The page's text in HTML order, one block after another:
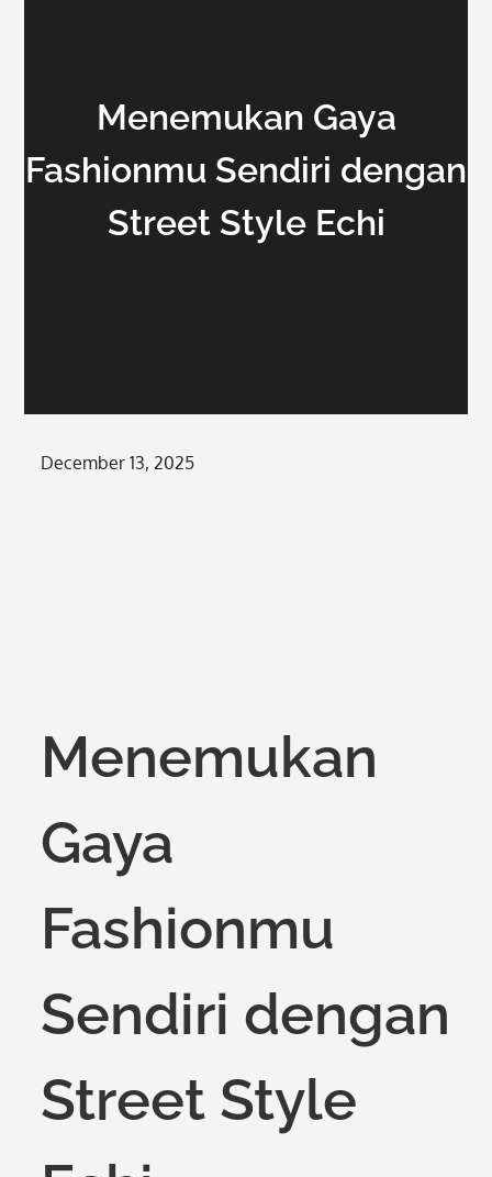
Menemukan Gaya
Fashionmu Sendiri dengan
Street Style Echi
Posted
December 13, 2025
Menemukan
Gaya
Fashionmu
Sendiri dengan
Street Style